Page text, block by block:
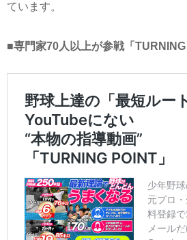
ています。
■専門家70人以上が参戦「